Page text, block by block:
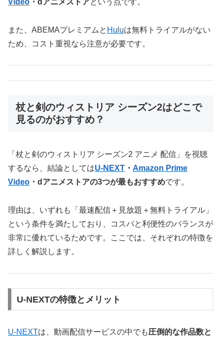
また、ABEMAプレミアムと Huluは無料トライアルがない
ため、コスト重視なら注意が必要です。
杖と剣のウィストリア シーズン2はどこで
見るのがおすすめ？
「杖と剣のウィストリア シーズン2 アニメ 配信」を視聴
するなら、結論としてはU-NEXT ・ Amazon Prime
Video ・dアニメストアの3つが最もおすすめです。
理由は、いずれも「最速配信＋見放題＋無料トライアル」
という条件を満たしており、コスパと利便性のバランスが
非常に優れているためです。ここでは、それぞれの特徴を
詳しく解説します。
U-NEXTの特徴とメリット
U-NEXTは、動画配信サービスの中でも圧倒的な作品数と